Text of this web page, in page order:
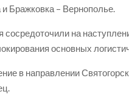
Бражковка – Вернополье.
сосредоточили на
основных
в направлении